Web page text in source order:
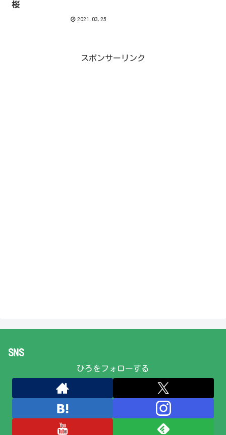
桜
2021.03.25
スポンサーリンク
SNS
ひろをフォローする